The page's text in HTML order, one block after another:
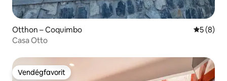
Otthon – Coquimbo Átlagos
5 (8)
Casa Otto
Vendégfavorit
Vendégfavorit